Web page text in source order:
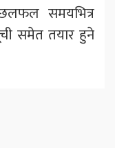
समयभित्र
समेत तयार हुने